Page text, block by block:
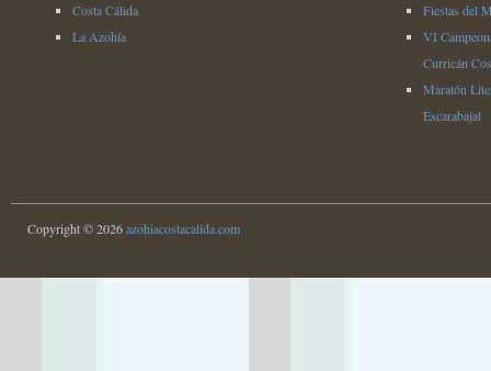
Costa Cálida
La Azohía
Fiestas del
VI
Curricán
Maratón
Escarabajal
Copyright © 2026azohiacostacalida.com